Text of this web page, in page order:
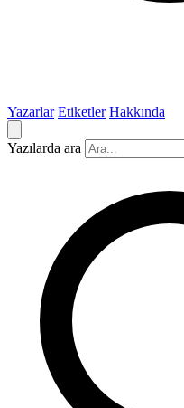
Yazarlar Etiketler Hakkında
Yazılarda ara